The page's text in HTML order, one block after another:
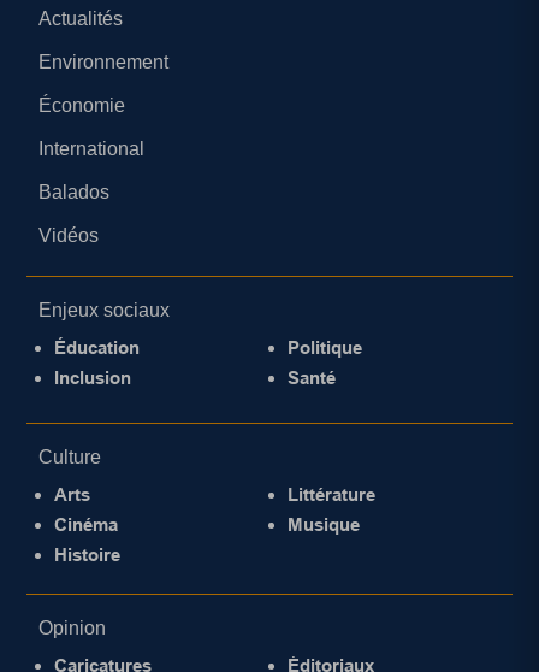
Actualités
Environnement
Économie
International
Balados
Vidéos
Enjeux sociaux
Éducation
Inclusion
Politique
Santé
Culture
Arts
Cinéma
Histoire
Littérature
Musique
Opinion
Caricatures
Éditoriaux